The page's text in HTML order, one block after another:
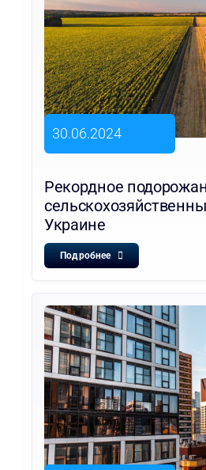
30.06.2024
Рекордное
Украине
Подробнее